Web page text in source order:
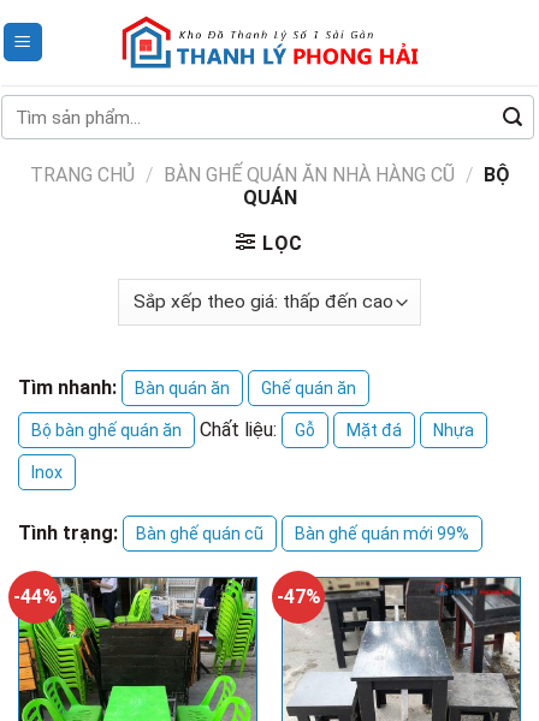
to
Tìm
kiếm:
TRANG CHỦ / BÀN GHẾ QUÁN ĂN NHÀ HÀNG CŨ / BỘ
QUÁN
LỌC
Tìm nhanh: Bàn quán ăn Ghế quán ăn
Bộ bàn ghế quán ăn Chất liệu: Gỗ Mặt đá Nhựa
Inox
Tình trạng: Bàn ghế quán cũ Bàn ghế quán mới 99%
-44% -47%